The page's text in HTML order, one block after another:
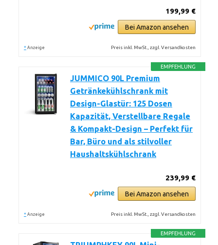
199,99 €
Bei Amazon ansehen
* Anzeige Preis inkl. MwSt., zzgl. Versandkosten
EMPFEHLUNG
JUMMICO 90L Premium
Getränkekühlschrank mit
Design-Glastür: 125 Dosen
Kapazität, Verstellbare Regale
& Kompakt-Design – Perfekt für
Bar, Büro und als stilvoller
Haushaltskühlschrank
239,99 €
Bei Amazon ansehen
* Anzeige Preis inkl. MwSt., zzgl. Versandkosten
EMPFEHLUNG